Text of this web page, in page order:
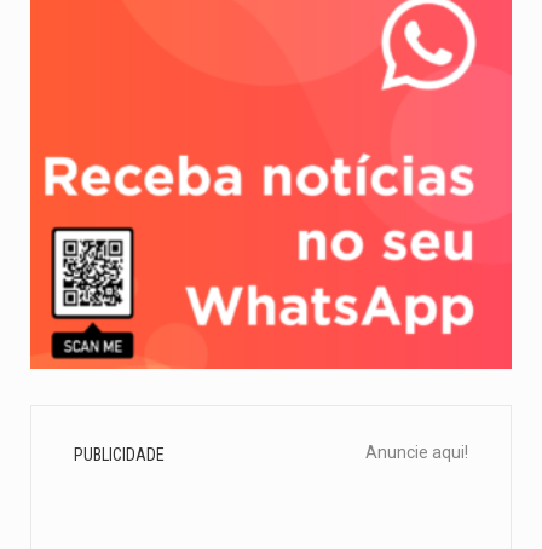
PUBLICIDADE Anuncie aqui!